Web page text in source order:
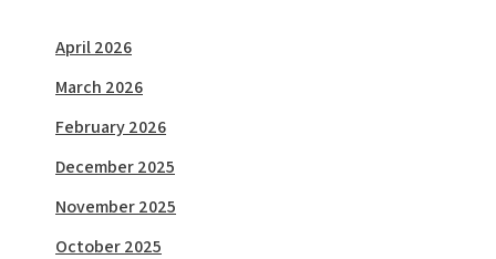
April 2026
March 2026
February 2026
December 2025
November 2025
October 2025